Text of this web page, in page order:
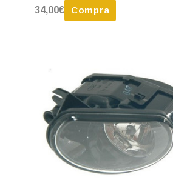
34,00€ Compra